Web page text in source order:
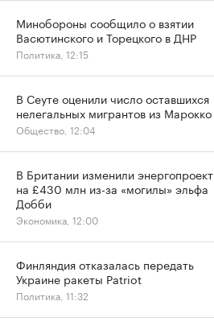
Минобороны сообщило о взятии
Васютинского и Торецкого в ДНР
Политика, 12:15
В Сеуте оценили число оставшихся
нелегальных мигрантов из Марокко
Общество, 12:04
В Британии изменили энергопроект
на £430 млн из-за «могилы» эльфа
Добби
Экономика, 12:00
Финляндия отказалась передать
Украине ракеты Patriot
Политика, 11:32